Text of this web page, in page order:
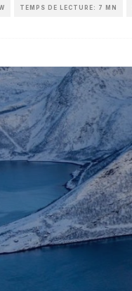
TEMPS DE LECTURE: 7 MN